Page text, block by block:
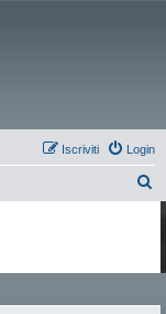
Login
Iscriviti